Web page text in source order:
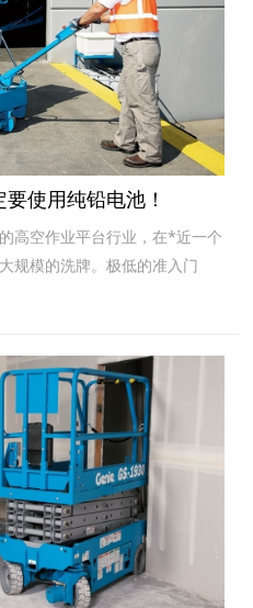
使用纯铅电池！
高空作业平台行业，在*近一个
规模的洗牌。极低的准入门
样为*崩塌打好了基础。*的扩